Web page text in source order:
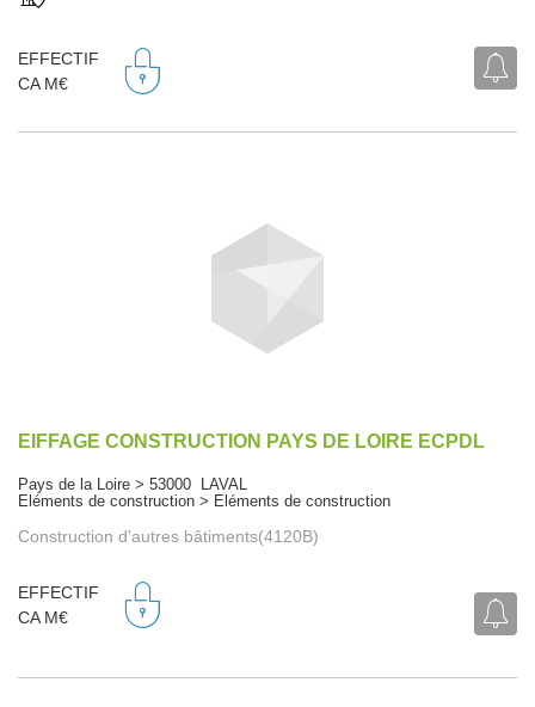
EFFECTIF
CA M€
EIFFAGE CONSTRUCTION PAYS DE LOIRE ECPDL
Pays de la Loire > 53000 LAVAL
Eléments de construction > Eléments de construction
Construction d'autres bâtiments(4120B)
EFFECTIF
CA M€